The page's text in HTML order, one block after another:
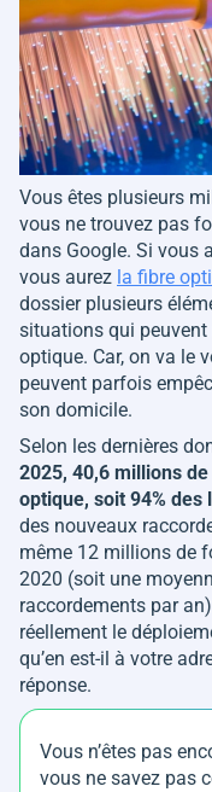
Vous êtes plusieurs
vous ne trouvez pas
dans Google. Si vous
vous aurez la fibre
dossier plusieurs
situations qui
optique. Car, on va le
peuvent parfois
son domicile.
Selon les dernières
2025, 40,6 millions
optique, soit 94% des
des nouveaux
même 12 millions de
2020 (soit une
raccordements par
réellement le
qu’en est-il à votre
réponse.
Vous n’êtes pas
vous ne savez pas